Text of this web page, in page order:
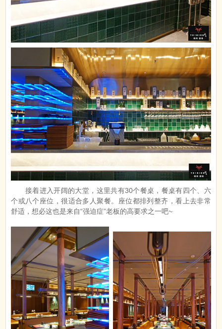
接着进入开阔的大堂，这里共有30个餐桌，餐桌有四个、六
个或八个座位，很适合多人聚餐。座位都排列整齐，看上去非常
舒适，想必这也是来自“强迫症”老板的高要求之一吧~